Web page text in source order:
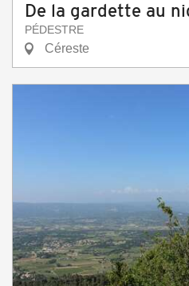
De la gardette au
PÉDESTRE
Céreste